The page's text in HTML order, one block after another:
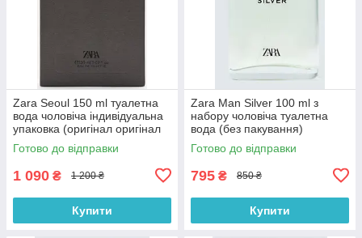
Zara Seoul 150 ml туалетна
вода чоловіча індивідуальна
упаковка (оригінал оригінал
Іспанія)
Готово до відправки
1 090 ₴ 1 200 ₴
Купити
Zara Man Silver 100 ml з
набору чоловіча туалетна
вода (без пакування)
(оригінал оригінал Іспанія)
Готово до відправки
795 ₴ 850 ₴
Купити